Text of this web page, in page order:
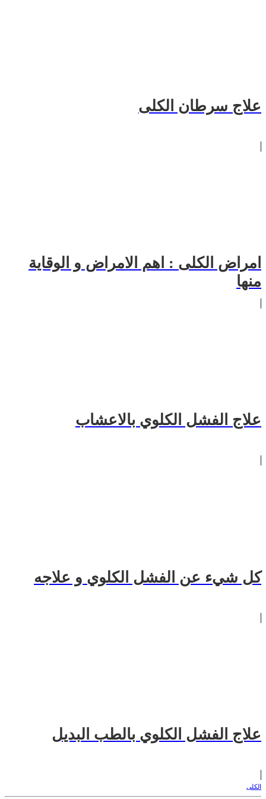
علاج سرطان الكلى
امراض الكلى : اهم الامراض و الوقاية
منها
علاج الفشل الكلوي بالاعشاب
كل شيء عن الفشل الكلوي و علاجه
علاج الفشل الكلوي بالطب البديل
الكلى